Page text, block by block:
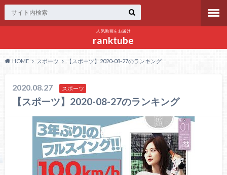
人気動画をお届け
ranktube
HOME スポーツ 【スポーツ】2020-08-27のランキング
2020.08.27 スポーツ
【スポーツ】2020-08-27のランキング